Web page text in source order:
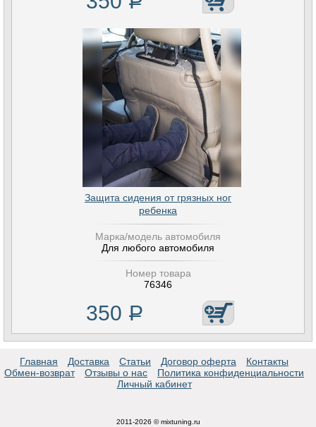
Защита сидения от грязных ног
ребенка
Марка/модель автомобиля
Для любого автомобиля
Номер товара
76346
350 Р
Главная Доставка Статьи Договор оферта
Контакты
Обмен-возврат
Отзывы о нас
Политика конфиденциальности
Личный кабинет
2011-2026 © mixtuning.ru